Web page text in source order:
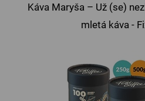
Káva Maryša – Už (se)
mletá káva -